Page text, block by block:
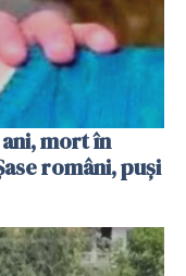
mort în
români, puși